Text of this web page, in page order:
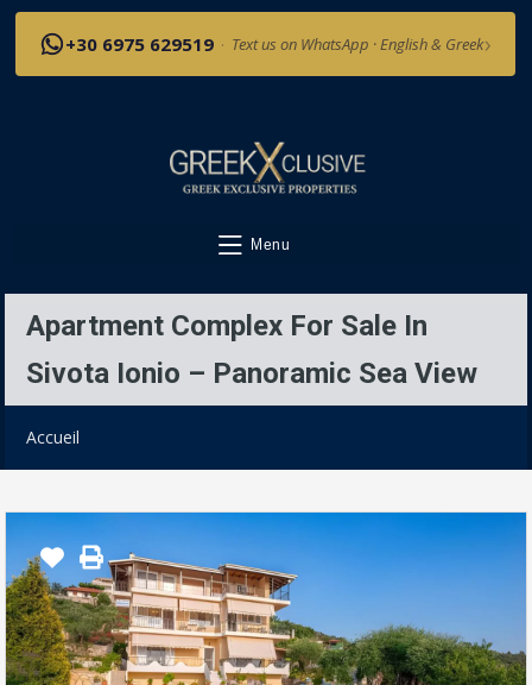
+30 6975 629519 · Text us on WhatsApp · English & Greek›
Menu
Apartment Complex For Sale In
Sivota Ionio – Panoramic Sea View
Accueil